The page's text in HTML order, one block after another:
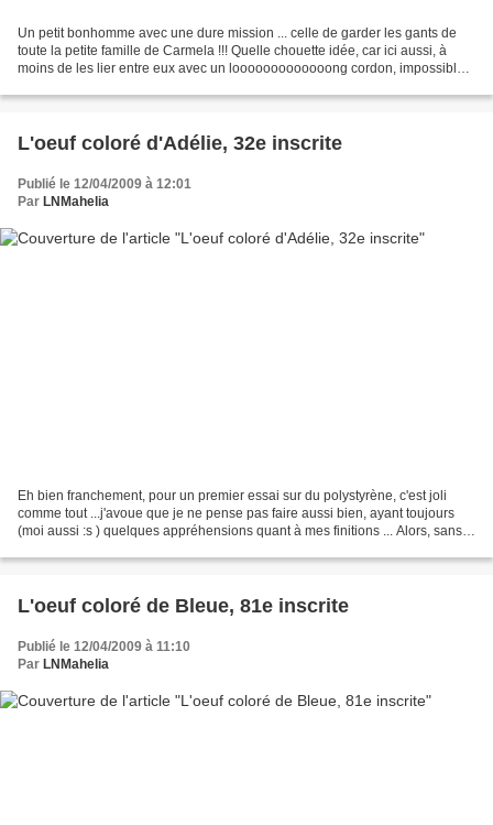
Un petit bonhomme avec une dure mission ... celle de garder les gants de
toute la petite famille de Carmela !!! Quelle chouette idée, car ici aussi, à
moins de les lier entre eux avec un looooooooooooong cordon, impossible
L'oeuf coloré d'Adélie, 32e inscrite
Publié le 12/04/2009 à 12:01
Par LNMahelia
Eh bien franchement, pour un premier essai sur du polystyrène, c'est joli
comme tout ...j'avoue que je ne pense pas faire aussi bien, ayant toujours
(moi aussi :s ) quelques appréhensions quant à mes finitions ... Alors, sans
L'oeuf coloré de Bleue, 81e inscrite
Publié le 12/04/2009 à 11:10
Par LNMahelia